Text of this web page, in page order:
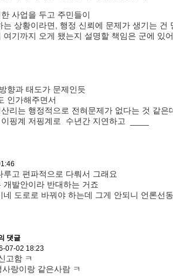
사업을 두고 주민들이
는 상황이라면, 행정 신뢰에 문제가 생기는 건
기까지 오게 됐는지 설명할 책임은 군에 있어
향과 태도가 문제인듯
인가해주면서
리는 행정적으로 전혀문제가 없다는 것 같은
핑계 저핑계로 수년간 지연하고 ____
루고 편파적으로 다뤄서 그래요
개발안이라 반대하는 거죠
네 도로로 바꿔야 하는데 그게 안되니 언론
댓글
07-02 18:23
고함 ㅋ
랑이랑 같은사람 ㅋ